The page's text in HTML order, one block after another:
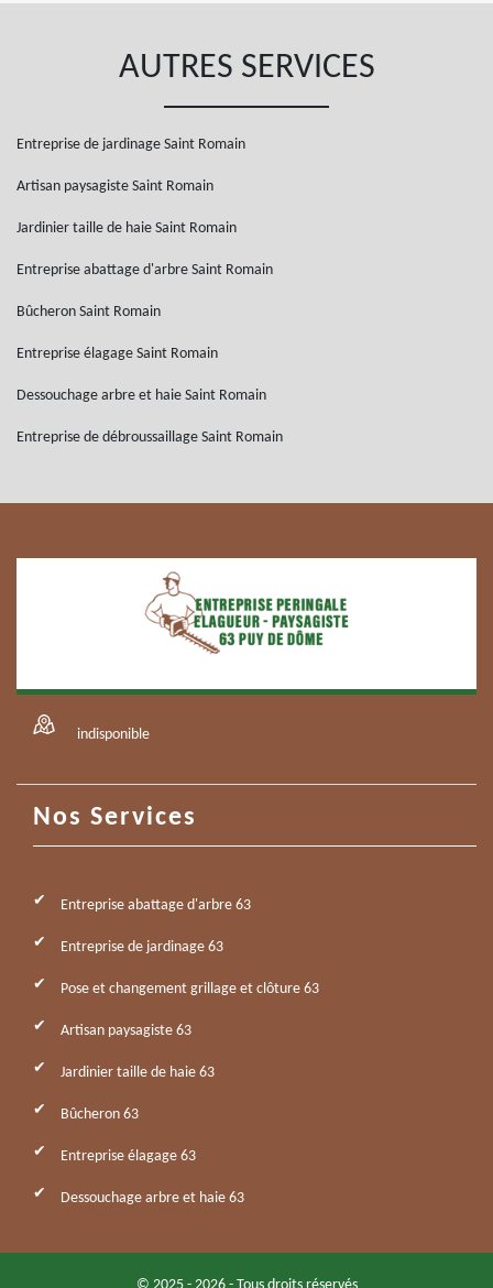
AUTRES SERVICES
Entreprise de jardinage Saint Romain
Artisan paysagiste Saint Romain
Jardinier taille de haie Saint Romain
Entreprise abattage d'arbre Saint Romain
Bûcheron Saint Romain
Entreprise élagage Saint Romain
Dessouchage arbre et haie Saint Romain
Entreprise de débroussaillage Saint Romain
indisponible
Nos Services
Entreprise abattage d'arbre 63
Entreprise de jardinage 63
Pose et changement grillage et clôture 63
Artisan paysagiste 63
Jardinier taille de haie 63
Bûcheron 63
Entreprise élagage 63
Dessouchage arbre et haie 63